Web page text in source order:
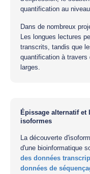
quantification au
Dans de nombreux
Les longues lectures
transcrits, tandis que
quantification à travers
larges.
Épissage alternatif
isoformes
La découverte
d'une bioinformatique
des données
données de